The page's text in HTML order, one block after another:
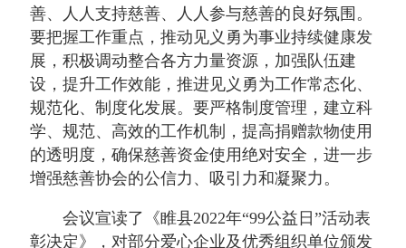
善、人人支持慈善、人人参与慈善的良好氛围。
要把握工作重点，推动见义勇为事业持续健康发
展，积极调动整合各方力量资源，加强队伍建
设，提升工作效能，推进见义勇为工作常态化、
规范化、制度化发展。要严格制度管理，建立科
学、规范、高效的工作机制，提高捐赠款物使用
的透明度，确保慈善资金使用绝对安全，进一步
增强慈善协会的公信力、吸引力和凝聚力。
会议宣读了《睢县2022年“99公益日”活动表
彰决定》，对部分爱心企业及优秀组织单位颁发